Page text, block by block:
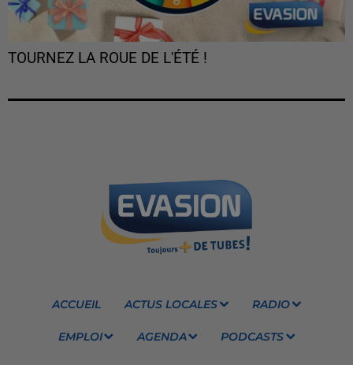
TOURNEZ LA ROUE DE L'ÉTÉ !
ACCUEIL ACTUS LOCALES RADIO
EMPLOI AGENDA PODCASTS